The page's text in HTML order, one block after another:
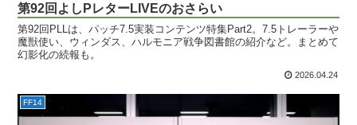
第92回よしPレターLIVEのおさらい
第92回PLLは、パッチ7.5実装コンテンツ特集Part2。7.5トレーラーや
魔獣使い、ウィンダス、ハルモニア戦争図書館の紹介など。まとめて
幻影化の続報も。
2026.04.24
FF14